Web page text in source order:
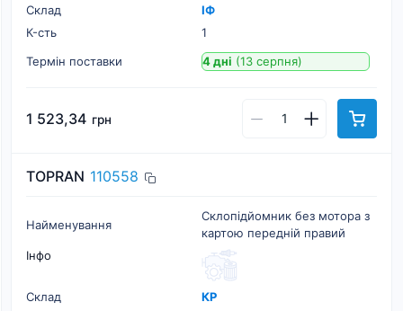
Склад
ІФ
К-cть
1
Термін поставки
4 дні (13 серпня)
1 523,34 грн
TOPRAN 110558
Найменування
Склопідйомник без мотора з
картою передній правий
Інфо
Склад
КР